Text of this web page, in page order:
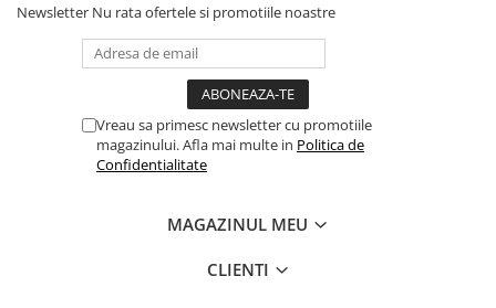
Newsletter Nu rata ofertele si promotiile noastre
Vreau sa primesc newsletter cu promotiile
magazinului. Afla mai multe in Politica de
Confidentialitate
MAGAZINUL MEU
CLIENTI